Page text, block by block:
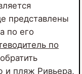
представлены
по его
по
и пляж Ривьера,